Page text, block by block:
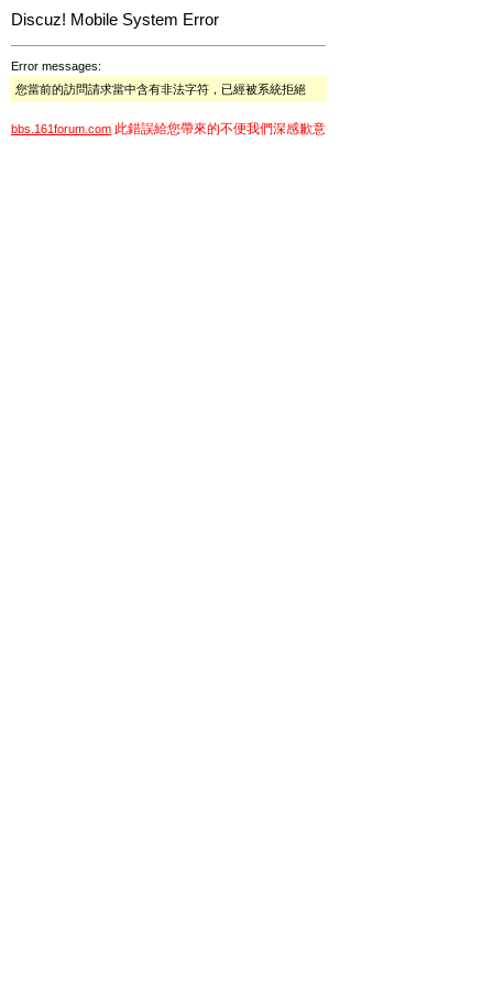
Discuz! Mobile System Error
Error messages:
您當前的訪問請求當中含有非法字符，已經被系統拒絕
bbs.161forum.com 此錯誤給您帶來的不便我們深感歉意